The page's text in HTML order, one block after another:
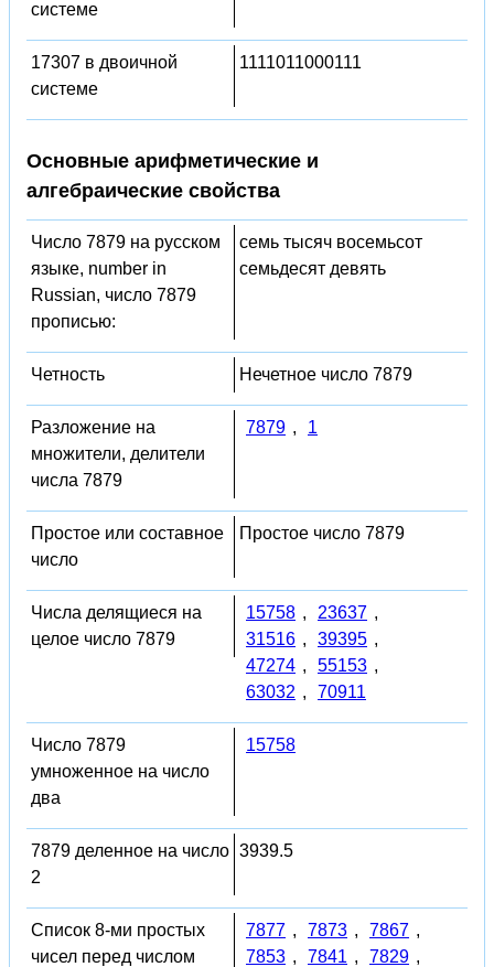
системе
17307 в двоичной
системе
1111011000111
Основные арифметические и
алгебраические свойства
Число 7879 на русском
языке, number in
Russian, число 7879
прописью:
семь тысяч восемьсот
семьдесят девять
Четность Нечетное число 7879
Разложение на
множители, делители
числа 7879
7879 , 1
Простое или составное
число
Простое число 7879
Числа делящиеся на
целое число 7879
15758 , 23637 ,
31516 , 39395 ,
47274 , 55153 ,
63032 , 70911
Число 7879
умноженное на число
два
15758
7879 деленное на число
2
3939.5
Список 8-ми простых
чисел перед числом
7877 , 7873 , 7867 ,
7853 , 7841 , 7829 ,